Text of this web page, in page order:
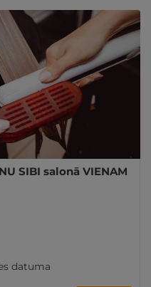
SIBI salonā VIENAM
datuma